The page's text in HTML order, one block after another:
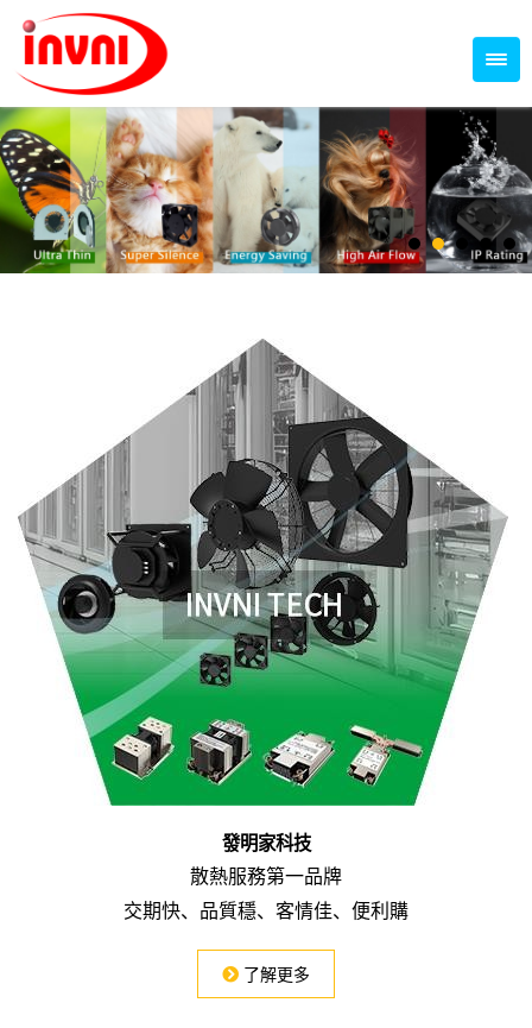
90~99mm Series
100mm 以上
發明家科技
散熱服務第一品牌
交期快、 品質穩、 客情佳、 便利購
了解更多